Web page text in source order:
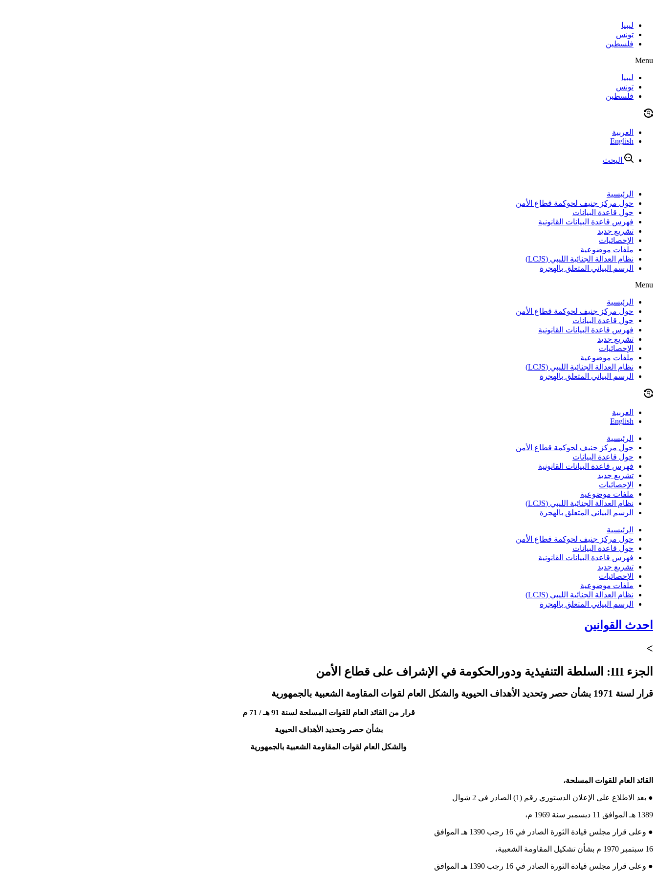
contentليبيا
تونس
فلسطين
Menu
ليبيا
تونس
فلسطين
العربية
English
البحث
الرئيسية
حول مركز جنيف لحوكمة قطاع الأمن
حول قاعدة البيانات
فهرس قاعدة البيانات القانونية
تشريع جديد
الإحصائيات
ملفات موضوعية
نظام العدالة الجنائية الليبي (LCJS)
الرسم البياني المتعلق بالهجرة
Menu
الرئيسية
حول مركز جنيف لحوكمة قطاع الأمن
حول قاعدة البيانات
فهرس قاعدة البيانات القانونية
تشريع جديد
الإحصائيات
ملفات موضوعية
نظام العدالة الجنائية الليبي (LCJS)
الرسم البياني المتعلق بالهجرة
العربية
English
الرئيسية
حول مركز جنيف لحوكمة قطاع الأمن
حول قاعدة البيانات
فهرس قاعدة البيانات القانونية
تشريع جديد
الإحصائيات
ملفات موضوعية
نظام العدالة الجنائية الليبي (LCJS)
الرسم البياني المتعلق بالهجرة
الرئيسية
حول مركز جنيف لحوكمة قطاع الأمن
حول قاعدة البيانات
فهرس قاعدة البيانات القانونية
تشريع جديد
الإحصائيات
ملفات موضوعية
نظام العدالة الجنائية الليبي (LCJS)
الرسم البياني المتعلق بالهجرة
احدث القوانين
>
الجزء III: السلطة التنفيذية ودورالحكومة في الإشراف على قطاع الأمن
قرار لسنة 1971 بشأن حصر وتحديد الأهداف الحيوية والشكل العام لقوات المقاومة الشعبية بالجمهورية
قرار من القائد العام للقوات المسلحة لسنة 91 هـ / 71 م
بشأن حصر وتحديد الأهداف الحيوية
والشكل العام لقوات المقاومة الشعبية بالجمهورية
القائد العام للقوات المسلحة،
● بعد الاطلاع على الإعلان الدستوري رقم (1) الصادر في 2 شوال
1389 هـ الموافق 11 ديسمبر سنة 1969 م،
● وعلى قرار مجلس قيادة الثورة الصادر في 16 رجب 1390 هـ الموافق
16 سبتمبر 1970 م بشأن تشكيل المقاومة الشعبية،
● وعلى قرار مجلس قيادة الثورة الصادر في 16 رجب 1390 هـ الموافق